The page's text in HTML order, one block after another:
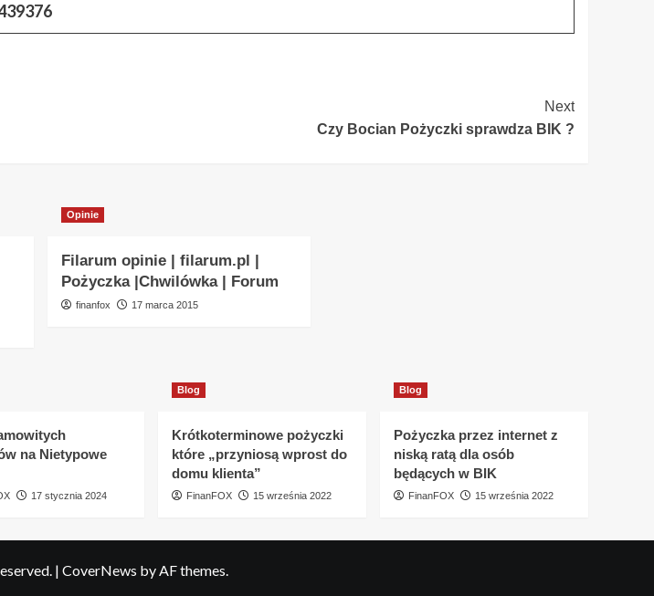
Next
Czy Bocian Pożyczki sprawdza BIK ?
Opinie
Filarum opinie | filarum.pl |
Pożyczka |Chwilówka | Forum
finanfox 17 marca 2015
na Nietypowe
17 stycznia 2024
Blog
Krótkoterminowe pożyczki
które „przyniosą wprost do
domu klienta”
FinanFOX 15 września 2022
Blog
Pożyczka przez internet z
niską ratą dla osób
będących w BIK
FinanFOX 15 września 2022
| CoverNews by AF themes.